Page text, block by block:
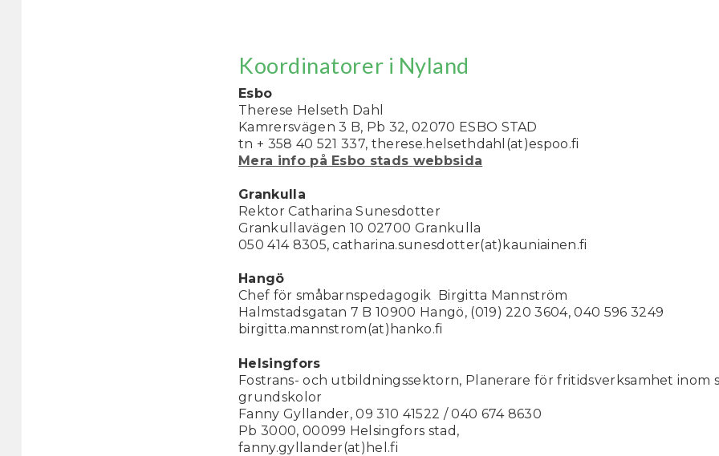
Koordinatorer i Nyland
Esbo
Therese Helseth Dahl
Kamrersvägen 3 B, Pb 32, 02070 ESBO STAD
tn + 358 40 521 337, therese.helsethdahl(at)espoo.fi
Mera info på Esbo stads webbsida
Grankulla
Rektor Catharina Sunesdotter
Grankullavägen 10 02700 Grankulla
050 414 8305, catharina.sunesdotter(at)kauniainen.fi
Hangö
Chef för småbarnspedagogik Birgitta Mannström
Halmstadsgatan 7 B 10900 Hangö, (019) 220 3604, 040 596 3249
birgitta.mannstrom(at)hanko.fi
Helsingfors
Fostrans- och utbildningssektorn, Planerare för fritidsverksamhet inom
grundskolor
Fanny Gyllander, 09 310 41522 / 040 674 8630
Pb 3000, 00099 Helsingfors stad,
fanny.gyllander(at)hel.fi